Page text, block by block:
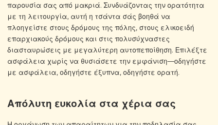
παρουσία σας από μακριά. Συνδυάζοντας την ορατότητα
με τη λειτουργία, αυτή η τσάντα σάς βοηθά να
πλοηγείστε στους δρόμους της πόλης, στους ελικοειδή
επαρχιακούς δρόμους και στις πολυσύχναστες
διασταυρώσεις με μεγαλύτερη αυτοπεποίθηση. Επιλέξτε
ασφάλεια χωρίς να θυσιάσετε την εμφάνιση—οδηγήστε
με ασφάλεια, οδηγήστε έξυπνα, οδηγήστε ορατή.
Απόλυτη ευκολία στα χέρια σας